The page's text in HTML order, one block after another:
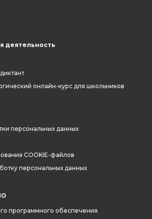
деятельность
онлайн-курс для школьников
персональных данных
COOKIE-файлов
персональных данных
программного обеспечения